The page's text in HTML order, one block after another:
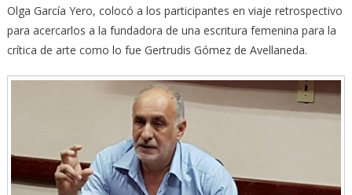
Olga García Yero, colocó a los participantes en viaje retrospectivo
para acercarlos a la fundadora de una escritura femenina para la
crítica de arte como lo fue Gertrudis Gómez de Avellaneda.